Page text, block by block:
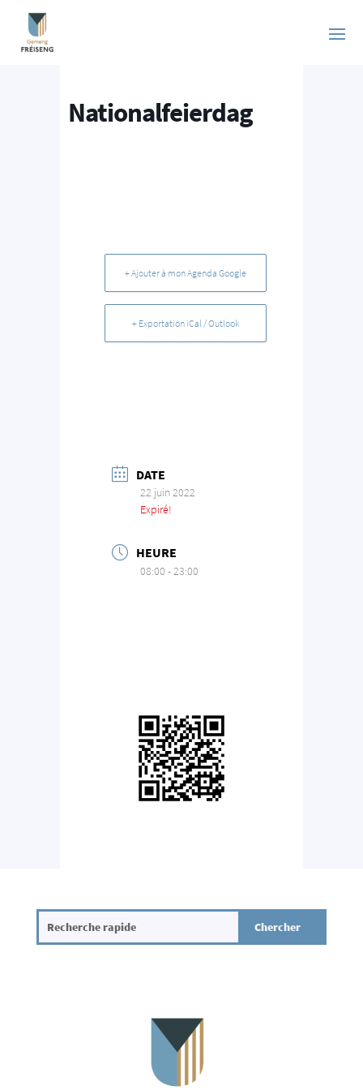
Nationalfeierdag
+ Ajouter à mon Agenda Google
+ Exportation iCal / Outlook
DATE
22 juin 2022
Expiré!
HEURE
08:00 - 23:00